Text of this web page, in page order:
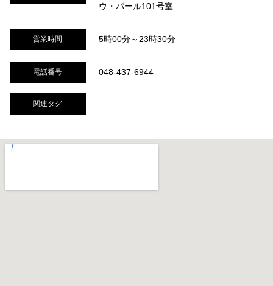
ウ・パール101号室
営業時間 5時00分～23時30分
電話番号 048-437-6944
関連タグ